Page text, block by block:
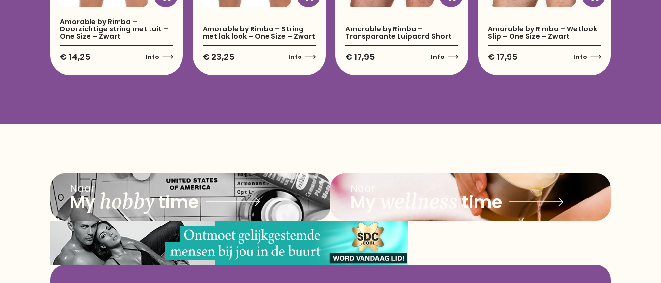
Amorable by Rimba –
Doorzichtige string met tuit –
One Size – Zwart
€14,25 Info
Amorable by Rimba – String
met lak look – One Size – Zwart
€ 23,25 Info
Amorable by Rimba –
Transparante Luipaard Short
€17,95 Info
Amorable by Rimba – Wetlook
Slip – One Size – Zwart
€17,95 Info
Naar
My hobbytime
Naar
My time